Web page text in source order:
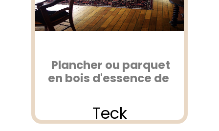
Plancher ou parquet
en bois d'essence de
Teck